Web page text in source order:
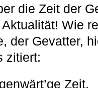
die Zeit der
Wie
der Gevatter,
zitiert:
Zeit,